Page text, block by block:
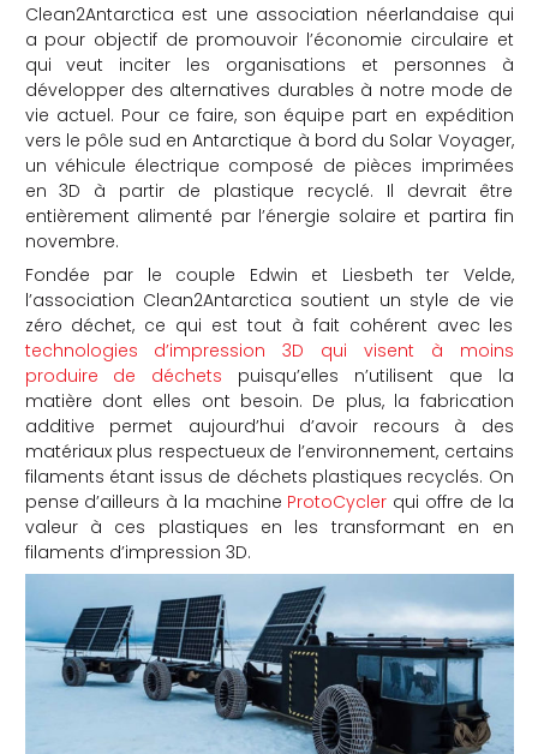
Clean2Antarctica est une association néerlandaise qui
a pour objectif de promouvoir l’économie circulaire et
qui veut inciter les organisations et personnes à
développer des alternatives durables à notre mode de
vie actuel. Pour ce faire, son équipe part en expédition
vers le pôle sud en Antarctique à bord du Solar Voyager,
un véhicule électrique composé de pièces imprimées
en 3D à partir de plastique recyclé. Il devrait être
entièrement alimenté par l’énergie solaire et partira fin
novembre.
Fondée par le couple Edwin et Liesbeth ter Velde,
l’association Clean2Antarctica soutient un style de vie
zéro déchet, ce qui est tout à fait cohérent avec les
technologies d’impression 3D qui visent à moins
produire de déchets puisqu’elles n’utilisent que la
matière dont elles ont besoin. De plus, la fabrication
additive permet aujourd’hui d’avoir recours à des
matériaux plus respectueux de l’environnement, certains
filaments étant issus de déchets plastiques recyclés. On
pense d’ailleurs à la machine ProtoCycler qui offre de la
valeur à ces plastiques en les transformant en en
filaments d’impression 3D.